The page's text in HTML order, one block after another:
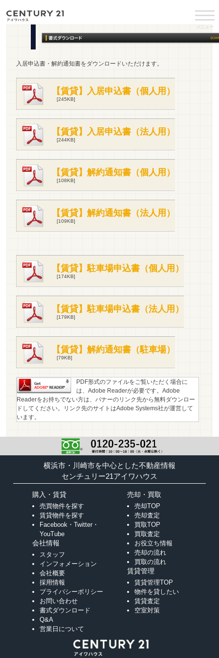
メニュー
入居申込書・解約通知書をダウンロードいただけます。
【賃貸】入居申込書（個人用）
[245KB]
【賃貸】入居申込書（法人用）
[244KB]
【賃貸】解約通知書（個人用）
[108KB]
【賃貸】解約通知書（法人用）
[109KB]
【賃貸】駐車場申込書（個人用）
[174KB]
【賃貸】駐車場申込書（法人用）
[179KB]
【賃貸】解約通知書（駐車場）
[79KB]
PDF形式のファイルをご覧いただく場合に
は、Adobe Readerが必要です。Adobe
Readerをお持ちでない方は、バナーのリンク先から無料ダウンロー
ドしてください。リンク先のサイトはAdobe Systems社が運営して
います。
横浜市・川崎市を中心とした不動産情報
センチュリー21アイワハウス
購入・賃貸
売買物件を探す
賃貸物件を探す
Facebook・Twitter・
YouTube
会社情報
スタッフ
インフォメーション
会社概要
採用情報
プライバシーポリシー
お問い合わせ
書式ダウンロード
Q&A
営業日について
売却・買取
売却TOP
売却査定
買取TOP
買取査定
お役立ち情報
売却の流れ
買取の流れ
賃貸管理
賃貸管理TOP
物件を貸したい
賃貸査定
空室対策